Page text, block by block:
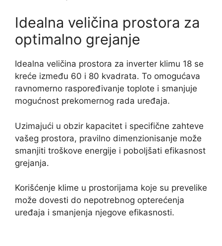
Idealna veličina prostora za
optimalno grejanje
Idealna veličina prostora za inverter klimu 18 se
kreće između 60 i 80 kvadrata. To omogućava
ravnomerno raspoređivanje toplote i smanjuje
mogućnost prekomernog rada uređaja.
Uzimajući u obzir kapacitet i specifične zahteve
vašeg prostora, pravilno dimenzionisanje može
smanjiti troškove energije i poboljšati efikasnost
grejanja.
Korišćenje klime u prostorijama koje su prevelike
može dovesti do nepotrebnog opterećenja
uređaja i smanjenja njegove efikasnosti.